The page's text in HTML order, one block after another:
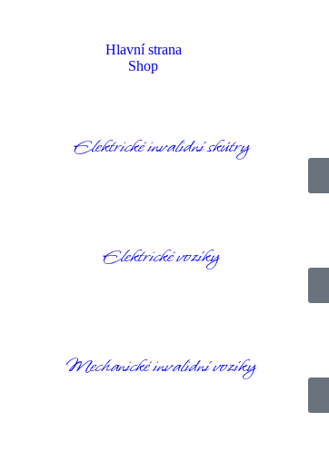
Hlavní strana
Shop
Elektrické invalidní skútry
Elektrické vozíky
Mechanické invalidní vozíky